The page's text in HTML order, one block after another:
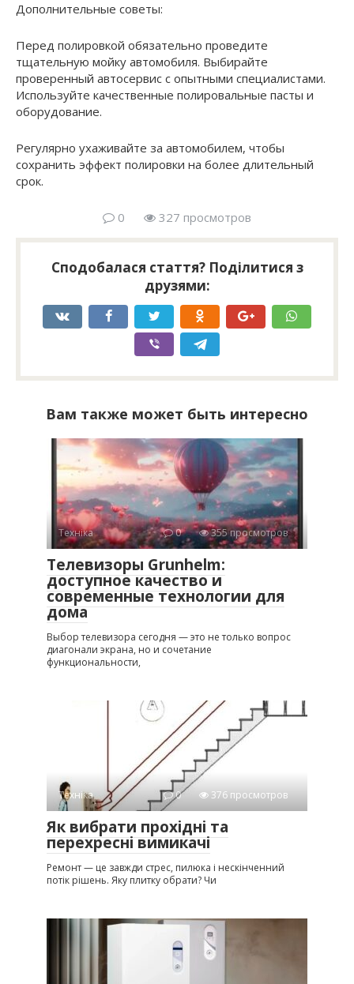
Дополнительные советы:
Перед полировкой обязательно проведите
тщательную мойку автомобиля. Выбирайте
проверенный автосервис с опытными специалистами.
Используйте качественные полировальные пасты и
оборудование.
Регулярно ухаживайте за автомобилем, чтобы
сохранить эффект полировки на более длительный
срок.
0 327 просмотров
Сподобалася стаття? Поділитися з
друзями:
Вам также может быть интересно
Техніка 0 355 просмотров
Телевизоры Grunhelm:
доступное качество и
современные технологии для
дома
Выбор телевизора сегодня — это не только вопрос
диагонали экрана, но и сочетание
функциональности,
Техніка 0 376 просмотров
Як вибрати прохідні та
перехресні вимикачі
Ремонт — це завжди стрес, пилюка і нескінченний
потік рішень. Яку плитку обрати? Чи